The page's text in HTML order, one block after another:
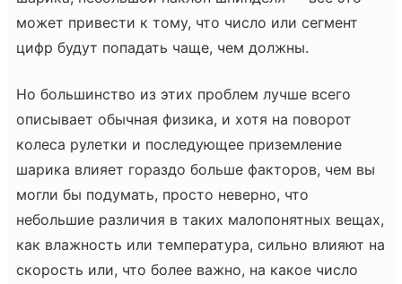
может привести к тому, что число или сегмент
цифр будут попадать чаще, чем должны.
Но большинство из этих проблем лучше всего
описывает обычная физика, и хотя на поворот
колеса рулетки и последующее приземление
шарика влияет гораздо больше факторов, чем вы
могли бы подумать, просто неверно, что
небольшие различия в таких малопонятных вещах,
как влажность или температура, сильно влияют на
скорость или, что более важно, на какое число